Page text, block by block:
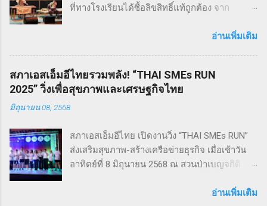
ที่ทางโรงเรียนได้ซื้อลิขสิทธิ์แท้ถูกต้อง จาก
ขวัญ ฆาตกรรม ทำให้เหมาะกับผู้แสดง โดย
!! โดยเลือกเป็น School Edition ที่ลดบทให้ดู
เหมาะสม แต่ยังคงไว้ซึ่งความเข้มข้น! กำกับการ
แสดงโดย ดำเกิง ฐิตะปิยะศักดิ์ หรือ คุณบิ๊ก
ช่างตัดผมชาวอังกฤษ ที่สูญเสียภรรยาและลูกไป
จนเกิดเป็นความแค้นที่นำไปสู่โศกอนาถตกรรม
เลวร้ายในที่สุด โดยตัวละคร Sweeney Todd มีต้น
ความนิยมอย่างต่อเนื่อง ซึ่งรู้จักกันในชื่อ Penny
อ่านเพิ่มเติม
สภาเอสเอ็มอีไทยรวมพลัง! “THAI SMEs RUN
2025” วิ่งเพื่อสุขภาพและเศรษฐกิจไทย
มิถุนายน 08, 2568
สภาเอสเอ็มอีไทย เปิดงานวิ่ง “THAI SMEs RUN”
ส่งเสริมสุขภาพ-สร้างเครือข่ายธุรกิจ เมื่อเช้าวัน
อาทิตย์ที่ 8 มิถุนายน 2568 ณ สวนป่าเบญจกิติ
ไทย (สภาเอสเอ็มอีไทย) จัดงานวิ่งมินิมาราธอน
อ่านเพิ่มเติม